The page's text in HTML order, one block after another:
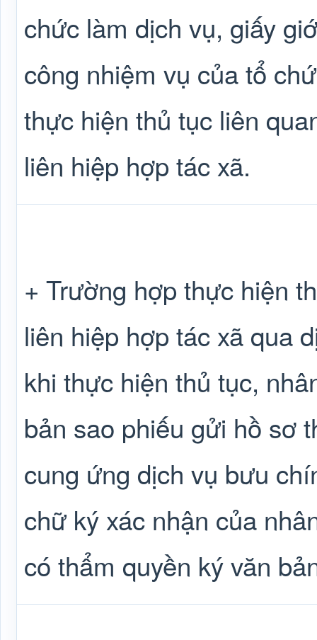
chức làm dịch vụ, giấy
công nhiệm vụ của tổ
thực hiện thủ tục liên
liên hiệp hợp tác xã.
+ Trường hợp thực hiện
liên hiệp hợp tác xã qua
khi thực hiện thủ tục,
bản sao phiếu gửi hồ sơ
cung ứng dịch vụ bưu
chữ ký xác nhận của
có thẩm quyền ký văn